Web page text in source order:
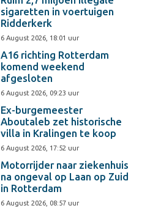
sigaretten in voertuigen
Ridderkerk
6 August 2026, 18:01 uur
A16 richting Rotterdam
komend weekend
afgesloten
6 August 2026, 09:23 uur
Ex-burgemeester
Aboutaleb zet historische
villa in Kralingen te koop
6 August 2026, 17:52 uur
Motorrijder naar ziekenhuis
na ongeval op Laan op Zuid
in Rotterdam
6 August 2026, 08:57 uur